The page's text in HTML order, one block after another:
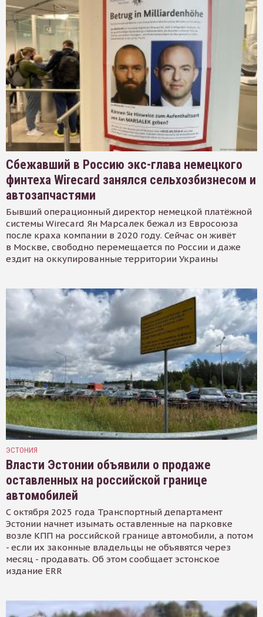
Сбежавший в Россию экс-глава немецкого
финтеха Wirecard занялся сельхозбизнесом и
автозапчастями
Бывший операционный директор немецкой платёжной
системы Wirecard Ян Марсалек бежал из Евросоюза
после краха компании в 2020 году. Сейчас он живёт
в Москве, свободно перемещается по России и даже
ездит на оккупированные территории Украины
ЭСТОНИЯ
Власти Эстонии объявили о продаже
оставленных на российской границе
автомобилей
С октября 2025 года Транспортный департамент
Эстонии начнет изымать оставленные на парковке
возле КПП на российской границе автомобили, а потом
- если их законные владельцы не объявятся через
месяц - продавать. Об этом сообщает эстонское
издание ERR